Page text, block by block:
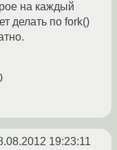
на каждый
делать по fork()
19:23:11